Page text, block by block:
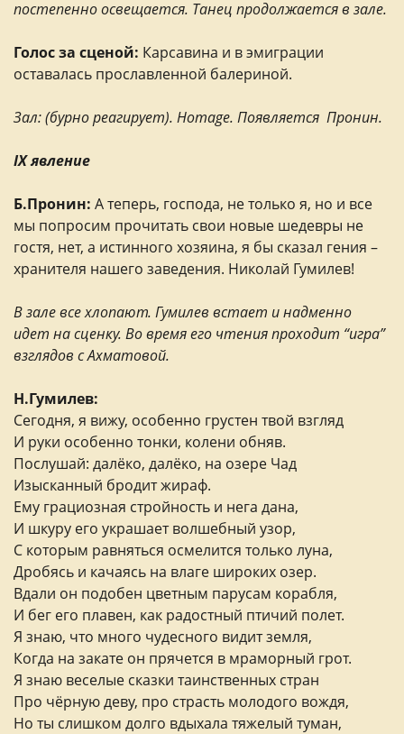
постепенно освещается. Танец продолжается в зале.
Голос за сценой: Карсавина и в эмиграции
оставалась прославленной балериной.
Зал: (бурно реагирует). Homage. Появляется Пронин.
IX явление
Б.Пронин: А теперь, господа, не только я, но и все
мы попросим прочитать свои новые шедевры не
гостя, нет, а истинного хозяина, я бы сказал гения –
хранителя нашего заведения. Николай Гумилев!
В зале все хлопают. Гумилев встает и надменно
идет на сценку. Во время его чтения проходит “игра”
взглядов с Ахматовой.
Н.Гумилев:
Сегодня, я вижу, особенно грустен твой взгляд
И руки особенно тонки, колени обняв.
Послушай: далёко, далёко, на озере Чад
Изысканный бродит жираф.
Ему грациозная стройность и нега дана,
И шкуру его украшает волшебный узор,
С которым равняться осмелится только луна,
Дробясь и качаясь на влаге широких озер.
Вдали он подобен цветным парусам корабля,
И бег его плавен, как радостный птичий полет.
Я знаю, что много чудесного видит земля,
Когда на закате он прячется в мраморный грот.
Я знаю веселые сказки таинственных стран
Про чёрную деву, про страсть молодого вождя,
Но ты слишком долго вдыхала тяжелый туман,